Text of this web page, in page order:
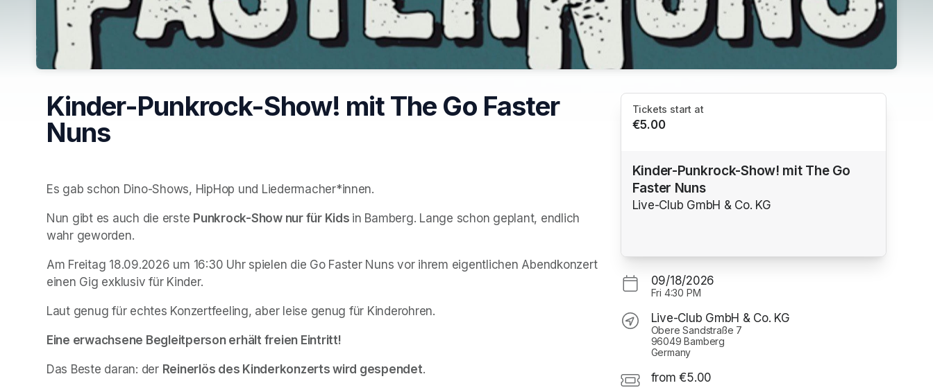
Kinder-Punkrock-Show! mit The Go Faster
Nuns
Es gab schon Dino-Shows, HipHop und Liedermacher*innen.
Nun gibt es auch die erste Punkrock-Show nur für Kids in Bamberg. Lange schon geplant, endlich
wahr geworden.
Am Freitag 18.09.2026 um 16:30 Uhr spielen die Go Faster Nuns vor ihrem eigentlichen Abendkonzert
einen Gig exklusiv für Kinder.
Laut genug für echtes Konzertfeeling, aber leise genug für Kinderohren.
Eine erwachsene Begleitperson erhält freien Eintritt!
Das Beste daran: der Reinerlös des Kinderkonzerts wird gespendet.
Tickets start at
€5.00
Kinder-Punkrock-Show! mit The Go
Faster Nuns
Live-Club GmbH & Co. KG
09/18/2026
Fri 4:30 PM
Live-Club GmbH & Co. KG
Obere Sandstraße 7
96049 Bamberg
Germany
from €5.00